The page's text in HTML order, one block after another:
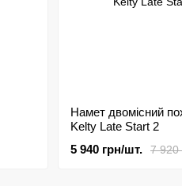
Намет двомісний
Kelty Late Start 2
7 920
5 940 грн/шт.